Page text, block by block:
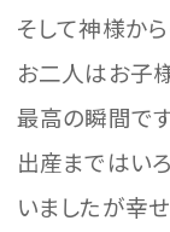
そして神様か
お二人はお子
最高の瞬間で
出産まではい
いましたが幸